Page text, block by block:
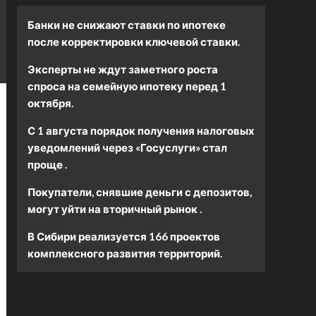
Банки не снижают ставки по ипотеке
после корректировки ключевой ставки.
Эксперты не ждут заметного роста
спроса на семейную ипотеку перед 1
октября.
С 1 августа порядок получения налоговых
уведомлений через «Госуслуги» стал
проще .
Покупатели, снявшие деньги с депозитов,
могут уйти на вторичный рынок .
В Сибири реализуется 166 проектов
комплексного развития территорий.